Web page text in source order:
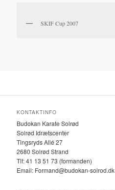
SKIF Cup 2007
KONTAKTINFO
Budokan Karate Solrød
Solrød Idrætscenter
Tingsryds Allé 27
2680 Solrød Strand
Tlf: 41 13 51 73 (formanden)
Email: Formand@budokan-solrod.dk